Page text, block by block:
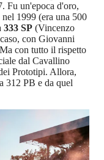
Fu un'epoca d'oro,
1999 (era una 500
333 SP (Vincenzo
con Giovanni
con tutto il rispetto
dal Cavallino
Prototipi. Allora,
312 PB e da quel